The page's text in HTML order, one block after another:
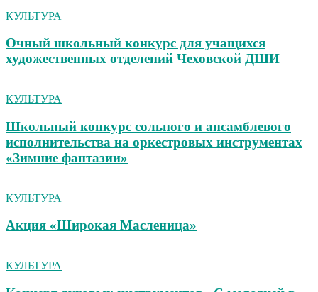
КУЛЬТУРА
Очный школьный конкурс для учащихся
художественных отделений Чеховской ДШИ
КУЛЬТУРА
Школьный конкурс сольного и ансамблевого
исполнительства на оркестровых инструментах
«Зимние фантазии»
КУЛЬТУРА
Акция «Широкая Масленица»
КУЛЬТУРА